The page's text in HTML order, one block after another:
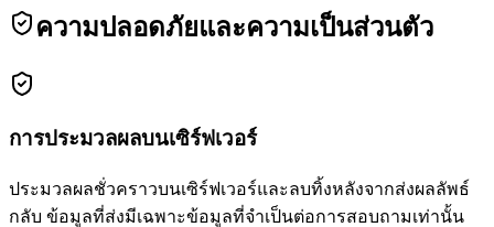
ความปลอดภัยและความเป็นส่วนตัว
การประมวลผลบนเซิร์ฟเวอร์
ประมวลผลชั่วคราวบนเซิร์ฟเวอร์และลบทิ้งหลังจากส่งผลลัพธ์
กลับ ข้อมูลที่ส่งมีเฉพาะข้อมูลที่จำเป็นต่อการสอบถามเท่านั้น